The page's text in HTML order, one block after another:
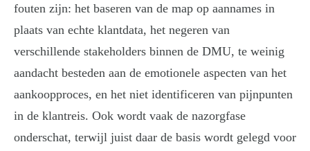
fouten zijn: het baseren van de map op aannames in
plaats van echte klantdata, het negeren van
verschillende stakeholders binnen de DMU, te weinig
aandacht besteden aan de emotionele aspecten van het
aankoopproces, en het niet identificeren van pijnpunten
in de klantreis. Ook wordt vaak de nazorgfase
onderschat, terwijl juist daar de basis wordt gelegd voor